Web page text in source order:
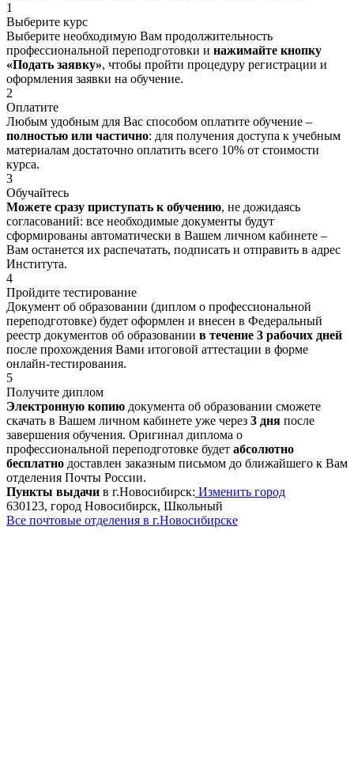
1
Выберите курс
Выберите необходимую Вам продолжительность
профессиональной переподготовки и нажимайте кнопку
«Подать заявку», чтобы пройти процедуру регистрации и
оформления заявки на обучение.
2
Оплатите
Любым удобным для Вас способом оплатите обучение –
полностью или частично: для получения доступа к учебным
материалам достаточно оплатить всего 10% от стоимости
курса.
3
Обучайтесь
Можете сразу приступать к обучению, не дожидаясь
согласований: все необходимые документы будут
сформированы автоматически в Вашем личном кабинете –
Вам останется их распечатать, подписать и отправить в адрес
Института.
4
Пройдите тестирование
Документ об образовании (диплом о профессиональной
переподготовке) будет оформлен и внесен в Федеральный
реестр документов об образовании в течение 3 рабочих дней
после прохождения Вами итоговой аттестации в форме
онлайн-тестирования.
5
Получите диплом
Электронную копию документа об образовании сможете
скачать в Вашем личном кабинете уже через 3 дня после
завершения обучения. Оригинал диплома о
профессиональной переподготовке будет абсолютно
бесплатно доставлен заказным письмом до ближайшего к Вам
отделения Почты России.
Пункты выдачи в г.Новосибирск: Изменить город
630123, город Новосибирск, Школьный
Все почтовые отделения в г.Новосибирске